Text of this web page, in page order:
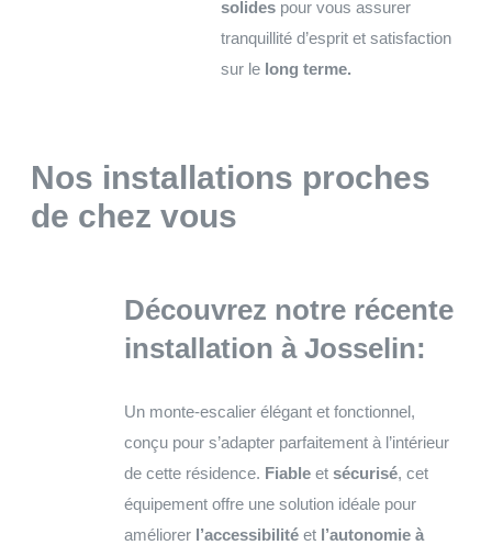
solidespour vous assurer
tranquillité d’esprit et satisfaction
sur le long terme.
Nos installations proches
de chez vous
Découvrez notre récente
installation à Josselin:
Un monte-escalier élégant et fonctionnel,
conçu pour s’adapter parfaitement à l’intérieur
de cette résidence. Fiable etsécurisé, cet
équipement offre une solution idéale pour
améliorer l’accessibilité et l’autonomie à